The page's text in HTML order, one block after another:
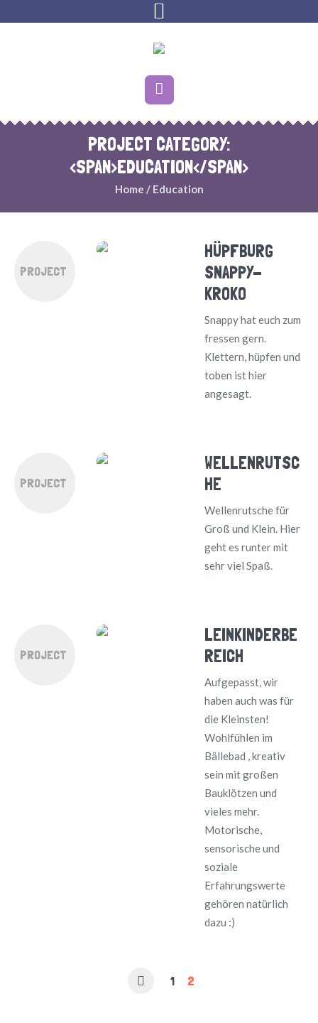
PROJECT CATEGORY:
<SPAN>EDUCATION</SPAN>
Home / Education
PROJECT
HÜPFBURG
SNAPPY-
KROKO
Snappy hat euch zum
fressen gern.
Klettern, hüpfen und
toben ist hier
angesagt.
PROJECT
WELLENRUTSC
HE
Wellenrutsche für
Groß und Klein. Hier
geht es runter mit
sehr viel Spaß.
PROJECT
LEINKINDERBE
REICH
Aufgepasst, wir
haben auch was für
die Kleinsten!
Wohlfühlen im
Bällebad , kreativ
sein mit großen
Bauklötzen und
vieles mehr.
Motorische,
sensorische und
soziale
Erfahrungswerte
gehören natürlich
dazu :)
1 2